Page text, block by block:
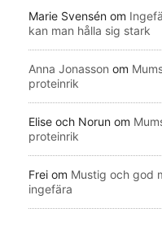
Marie Svensén om
kan man hålla sig stark
Anna Jonasson om
proteinrik
Elise och Norun om
proteinrik
Frei om Mustig och god
ingefära